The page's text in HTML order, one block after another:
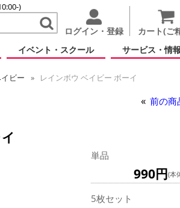
)
ログイン・登録 カート(ご
イベント・スクール サービス・情報
ビー レインボウ ベイビー ボーイ
前の商
単品
990円(本
5枚セット